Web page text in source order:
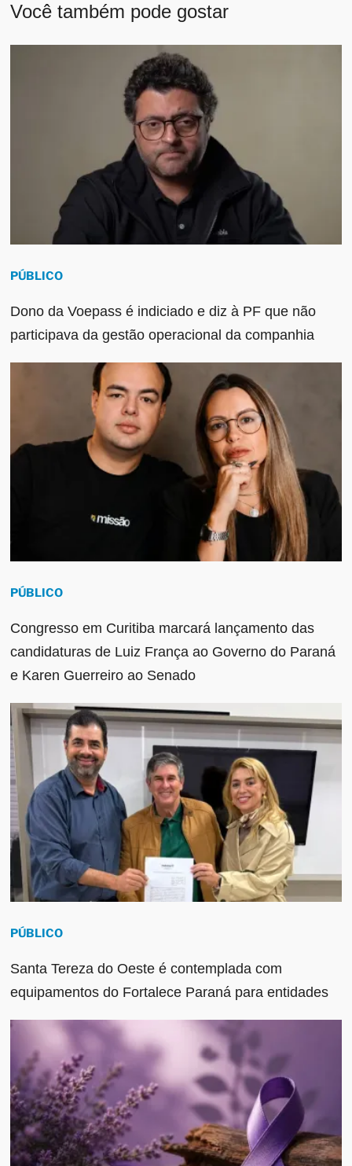
Você também pode gostar
PÚBLICO
Dono da Voepass é indiciado e diz à PF que não
participava da gestão operacional da companhia
PÚBLICO
Congresso em Curitiba marcará lançamento das
candidaturas de Luiz França ao Governo do Paraná
e Karen Guerreiro ao Senado
PÚBLICO
Santa Tereza do Oeste é contemplada com
equipamentos do Fortalece Paraná para entidades